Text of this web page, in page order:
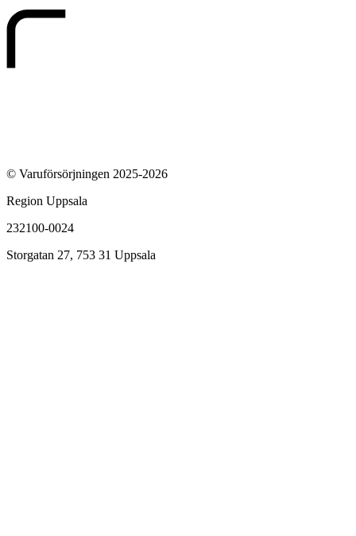
© Varuförsörjningen 2025-2026
Region Uppsala
232100-0024
Storgatan 27, 753 31 Uppsala